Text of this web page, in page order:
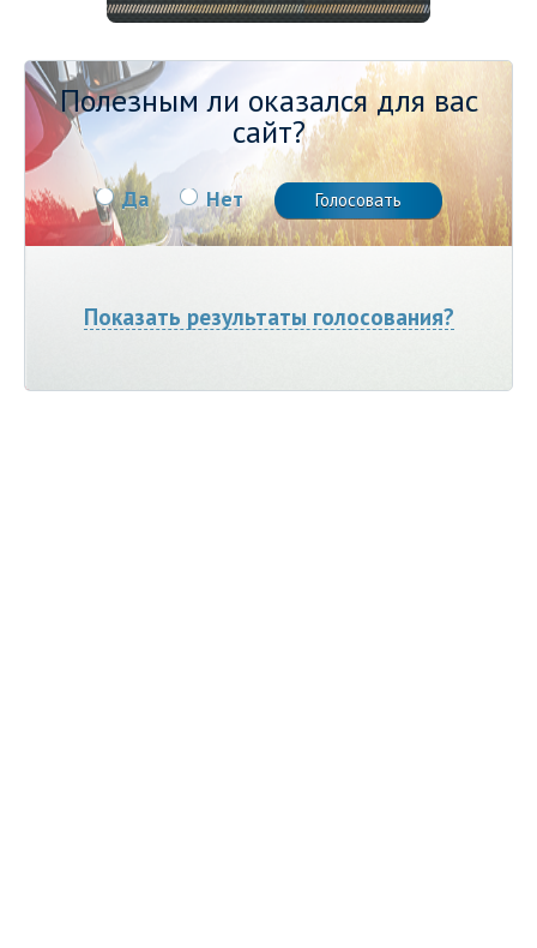
Полезным ли оказался для вас
сайт?
Да Нет
Показать результаты голосования?